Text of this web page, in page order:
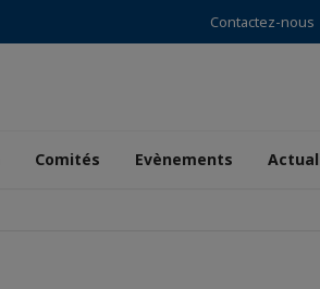
Contactez-nous
Comités Evènements